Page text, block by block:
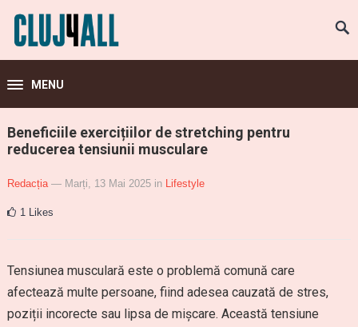
MENU
Beneficiile exercițiilor de stretching pentru
reducerea tensiunii musculare
Redacția — Marți, 13 Mai 2025 in Lifestyle
1 Likes
Tensiunea musculară este o problemă comună care
afectează multe persoane, fiind adesea cauzată de stres,
poziții incorecte sau lipsa de mișcare. Această tensiune